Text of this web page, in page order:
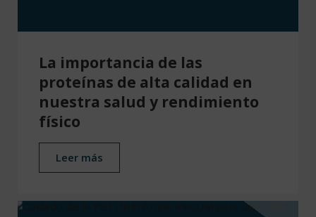
La importancia de las
proteínas de alta calidad en
nuestra salud y rendimiento
físico
Leer más